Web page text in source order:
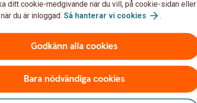
från ett randomiserat
årets bästa
Debatt. I juryn ingår
Viktor Munkhammar, och
juryns ordförande.
ditt cookie-medgivande när du vill, på cookie-sidan eller
du är inloggad. Så hanterar vi cookies .
Godkänn alla cookies
Bara nödvändiga cookies